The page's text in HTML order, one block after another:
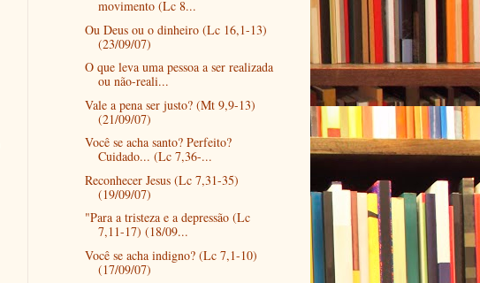
movimento (Lc 8...
Ou Deus ou o dinheiro (Lc 16,1-13)
(23/09/07)
O que leva uma pessoa a ser realizada
ou não-reali...
Vale a pena ser justo? (Mt 9,9-13)
(21/09/07)
Você se acha santo? Perfeito?
Cuidado... (Lc 7,36-...
Reconhecer Jesus (Lc 7,31-35)
(19/09/07)
"Para a tristeza e a depressão (Lc
7,11-17) (18/09...
Você se acha indigno? (Lc 7,1-10)
(17/09/07)